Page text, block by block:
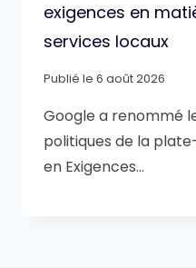
exigences en
services locaux
Publié le 6 août 2026
Google a renommé
politiques de la
en Exigences…